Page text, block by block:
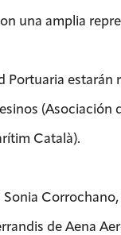
una amplia
Portuaria
(Asociación
Català).
de Aena